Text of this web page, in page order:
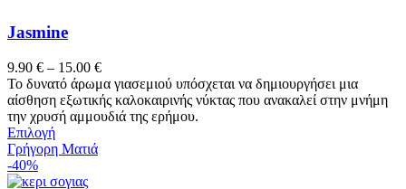
Jasmine
9.90 € – 15.00 €Price
range:
9.90 €
through
Το δυνατό άρωμα γιασεμιού υπόσχεται να δημιουργήσει μια
αίσθηση εξωτικής καλοκαιρινής νύκτας που ανακαλεί στην μνήμη
την χρυσή αμμουδιά της ερήμου.
ΕπιλογήΑυτό
το
έχει
Γρήγορη Ματιά
-40%